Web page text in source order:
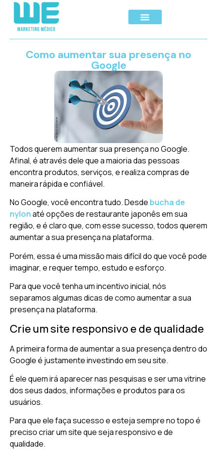
Como aumentar sua presença no
Google
Todos querem aumentar sua presença no Google.
Afinal, é através dele que a maioria das pessoas
encontra produtos, serviços, e realiza compras de
maneira rápida e confiável.
No Google, você encontra tudo. Desde bucha de
nylonaté opções de restaurante japonês em sua
região, e é claro que, com esse sucesso, todos querem
aumentar a sua presença na plataforma.
Porém, essa é uma missão mais difícil do que você pode
imaginar, e requer tempo, estudo e esforço.
Para que você tenha um incentivo inicial, nós
separamos algumas dicas de como aumentar a sua
presença na plataforma.
Crie um site responsivo e de qualidade
A primeira forma de aumentar a sua presença dentro do
Google é justamente investindo em seu site.
É ele quem irá aparecer nas pesquisas e ser uma vitrine
dos seus dados, informações e produtos para os
usuários.
Para que ele faça sucesso e esteja sempre no topo é
preciso criar um site que seja responsivo e de
qualidade.